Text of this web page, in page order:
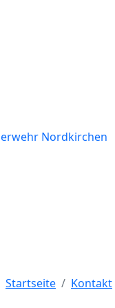
Startseite Kontakt